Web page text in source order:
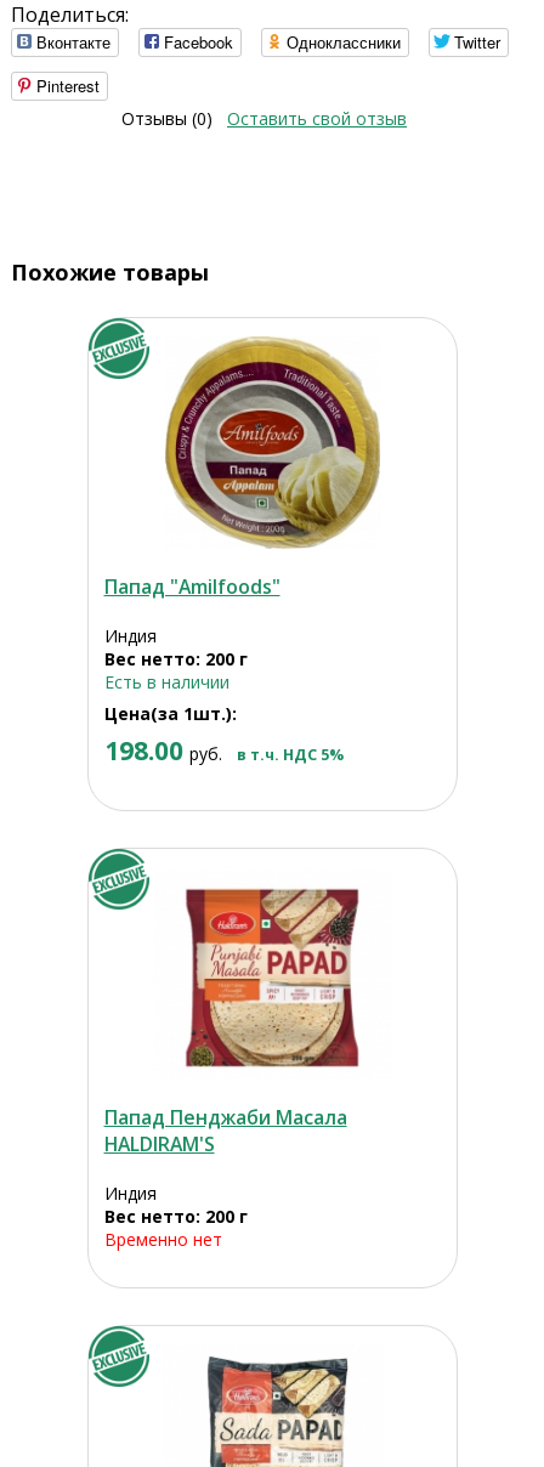
Поделиться:
Вконтакте Facebook Одноклассники
Twitter
Pinterest
Отзывы (0)
Оставить свой отзыв
Похожие товары
Папад "Amilfoods"
Индия
Вес нетто: 200 г
Есть в наличии
Цена(за 1шт.):
198.00 руб. в т.ч. НДС 5%
Папад Пенджаби Масала
HALDIRAM'S
Индия
Вес нетто: 200 г
Временно нет